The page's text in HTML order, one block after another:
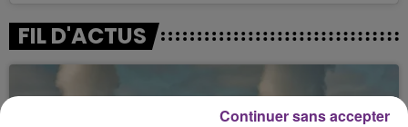
FIL D'ACTUS
Continuer sans accepter